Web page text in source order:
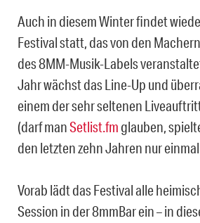
Auch in diesem Winter findet
Festival statt, das von den
des 8MM-Musik-Labels
Jahr wächst das Line-Up und
einem der sehr seltenen
(darf manSetlist.fmglauben,
den letzten zehn Jahren nur
Vorab lädt das Festival alle
Session in der 8mmBar ein – in